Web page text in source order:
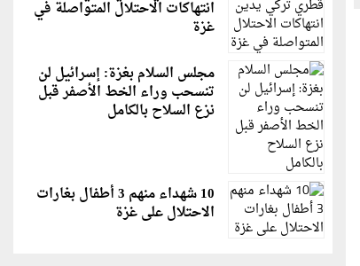
انتهاكات الاحتلال المتواصلة في
غزة
مجلس السلام بغزة: إسرائيل لن
تنسحب وراء الخط الأصفر قبل
نزع السلاح بالكامل
10 شهداء منهم 3 أطفال بغارات
الاحتلال على غزة